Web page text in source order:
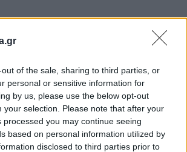
of the sale, sharing to third parties, or
personal or sensitive information for
by us, please use the below opt-out
your selection. Please note that after your
processed you may continue seeing
based on personal information utilized by
disclosed to third parties prior to
όρισε ο Νίκος
κινητοποίησης Red Code και
Αστικής Ανθεκτικότητας